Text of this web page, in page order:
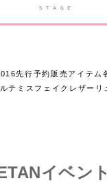
先行予約販売アイテ
テミスフェイクレザー
イベン